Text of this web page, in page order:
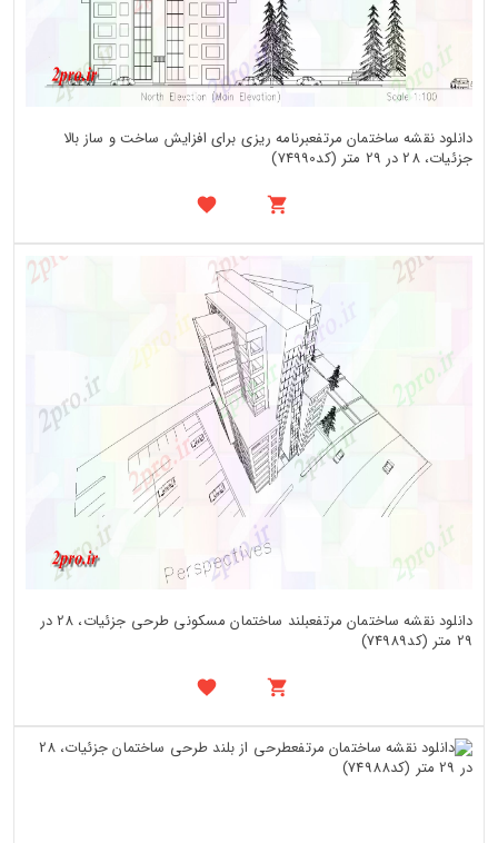
دانلود نقشه ساختمان مرتفعبرنامه ریزی برای افزایش ساخت و ساز بالا
جزئیات، 28 در 29 متر (کد74990)
دانلود نقشه ساختمان مرتفعبلند ساختمان مسکونی طرحی جزئیات، 28 در
29 متر (کد74989)